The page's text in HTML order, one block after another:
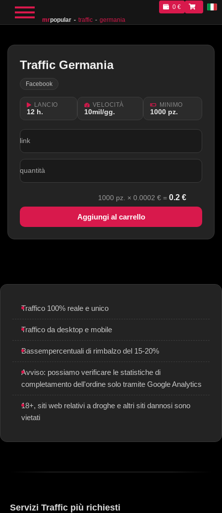
mrpopular traffic germania
0 €
Traffic Germania
Facebook
LANCIO
12 h.
VELOCITÀ
10mil/gg.
MINIMO
1000 pz.
link
quantità
1000 pz. × 0.0002 € = 0.2 €
Aggiungi al carrello
Traffico 100% reale e unico
Traffico da desktop e mobile
Bassempercentuali di rimbalzo del 15-20%
Avviso: possiamo verificare le statistiche di
completamento dell'ordine solo tramite Google Analytics
18+, siti web relativi a droghe e altri siti dannosi sono
vietati
Servizi Traffic più richiesti